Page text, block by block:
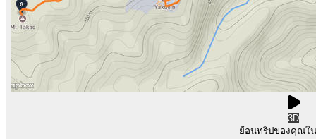
3D
ย้อนทริปของคุณใ